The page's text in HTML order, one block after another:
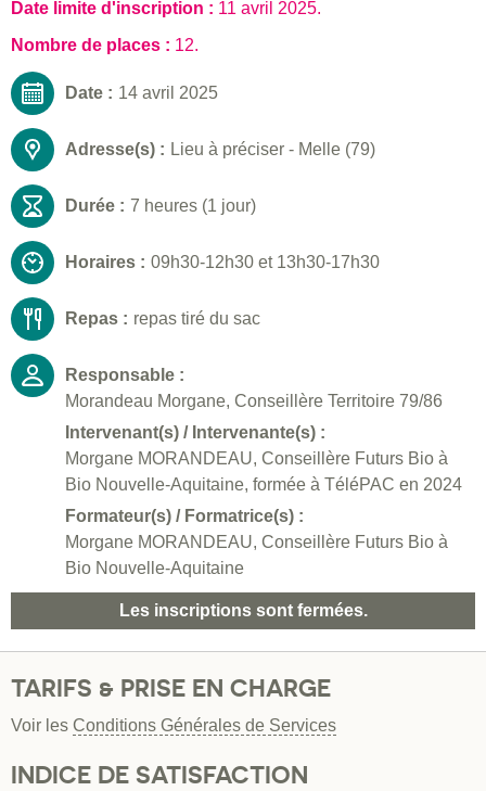
Date limite d'inscription : 11 avril 2025.
Nombre de places : 12.
Date : 14 avril 2025
Adresse(s) : Lieu à préciser - Melle (79)
Durée : 7 heures (1 jour)
Horaires : 09h30-12h30 et 13h30-17h30
Repas : repas tiré du sac
Responsable :
Morandeau Morgane, Conseillère Territoire 79/86
Intervenant(s) / Intervenante(s) :
Morgane MORANDEAU, Conseillère Futurs Bio à
Bio Nouvelle-Aquitaine, formée à TéléPAC en 2024
Formateur(s) / Formatrice(s) :
Morgane MORANDEAU, Conseillère Futurs Bio à
Bio Nouvelle-Aquitaine
Les inscriptions sont fermées.
TARIFS & PRISE EN CHARGE
Voir les Conditions Générales de Services
INDICE DE SATISFACTION